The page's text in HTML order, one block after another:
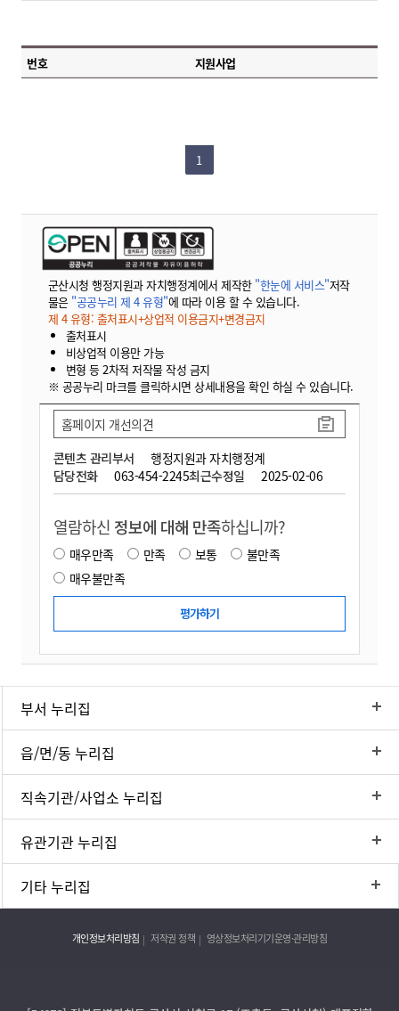
번호 지원사업
1
군산시청 행정지원과 자치행정계에서 제작한 "한눈에 서비스"저작
물은 "공공누리 제 4 유형"에 따라 이용 할 수 있습니다.
제 4 유형: 출처표시+상업적 이용금지+변경금지
출처표시
비상업적 이용만 가능
변형 등 2차적 저작물 작성 금지
※ 공공누리 마크를 클릭하시면 상세내용을 확인 하실 수 있습니다.
콘텐츠 관리부서
행정지원과 자치행정계
담당전화
063-454-2245최근수정일 2025-02-06
홈페이지 개선의견
열람하신 정보에 대해 만족하십니까?
매우만족 만족 보통
불만족
매우불만족
부서 누리집
읍/면/동 누리집
직속기관/사업소 누리집
유관기관 누리집
기타 누리집
개인정보처리방침 저작권 정책 영상정보처리기기운영·관리방침